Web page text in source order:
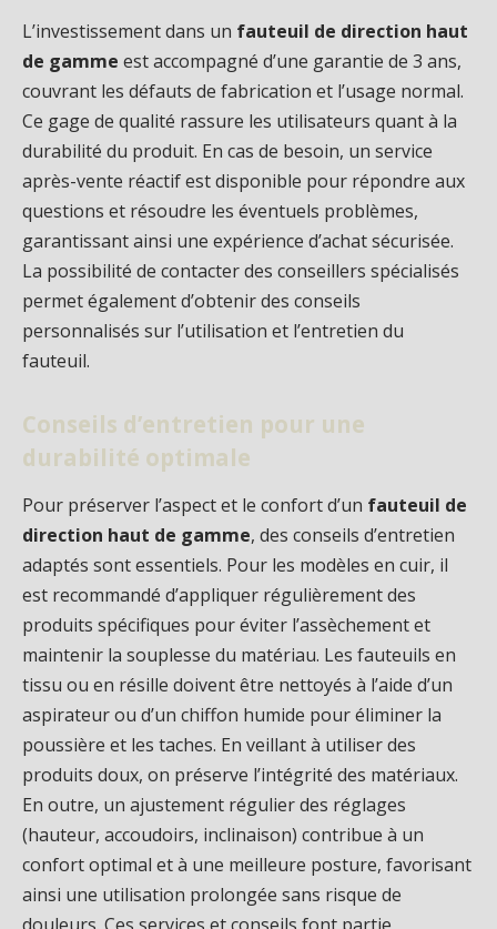
L’investissement dans un fauteuil de direction haut
de gamme est accompagné d’une garantie de 3 ans,
couvrant les défauts de fabrication et l’usage normal.
Ce gage de qualité rassure les utilisateurs quant à la
durabilité du produit. En cas de besoin, un service
après-vente réactif est disponible pour répondre aux
questions et résoudre les éventuels problèmes,
garantissant ainsi une expérience d’achat sécurisée.
La possibilité de contacter des conseillers spécialisés
permet également d’obtenir des conseils
personnalisés sur l’utilisation et l’entretien du
fauteuil.
Conseils d’entretien pour une
durabilité optimale
Pour préserver l’aspect et le confort d’un fauteuil de
direction haut de gamme, des conseils d’entretien
adaptés sont essentiels. Pour les modèles en cuir, il
est recommandé d’appliquer régulièrement des
produits spécifiques pour éviter l’assèchement et
maintenir la souplesse du matériau. Les fauteuils en
tissu ou en résille doivent être nettoyés à l’aide d’un
aspirateur ou d’un chiffon humide pour éliminer la
poussière et les taches. En veillant à utiliser des
produits doux, on préserve l’intégrité des matériaux.
En outre, un ajustement régulier des réglages
(hauteur, accoudoirs, inclinaison) contribue à un
confort optimal et à une meilleure posture, favorisant
ainsi une utilisation prolongée sans risque de